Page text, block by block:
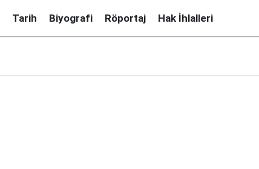
Tarih Biyografi Röportaj Hak İhlalleri